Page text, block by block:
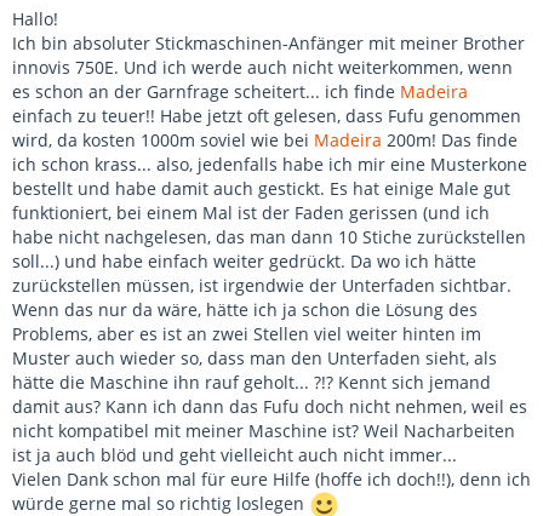
Hallo!
Ich bin absoluter Stickmaschinen-Anfänger mit meiner Brother
innovis 750E. Und ich werde auch nicht weiterkommen, wenn
es schon an der Garnfrage scheitert... ich finde Madeira
einfach zu teuer!! Habe jetzt oft gelesen, dass Fufu genommen
wird, da kosten 1000m soviel wie bei Madeira 200m! Das finde
ich schon krass... also, jedenfalls habe ich mir eine Musterkone
bestellt und habe damit auch gestickt. Es hat einige Male gut
funktioniert, bei einem Mal ist der Faden gerissen (und ich
habe nicht nachgelesen, das man dann 10 Stiche zurückstellen
soll...) und habe einfach weiter gedrückt. Da wo ich hätte
zurückstellen müssen, ist irgendwie der Unterfaden sichtbar.
Wenn das nur da wäre, hätte ich ja schon die Lösung des
Problems, aber es ist an zwei Stellen viel weiter hinten im
Muster auch wieder so, dass man den Unterfaden sieht, als
hätte die Maschine ihn rauf geholt... ?!? Kennt sich jemand
damit aus? Kann ich dann das Fufu doch nicht nehmen, weil es
nicht kompatibel mit meiner Maschine ist? Weil Nacharbeiten
ist ja auch blöd und geht vielleicht auch nicht immer...
Vielen Dank schon mal für eure Hilfe (hoffe ich doch!!), denn ich
würde gerne mal so richtig loslegen